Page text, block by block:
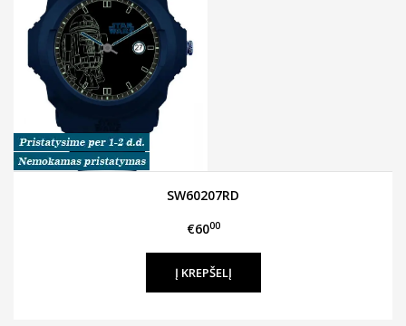
SW60207RD
€6000